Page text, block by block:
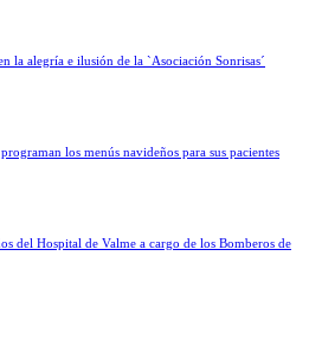
la alegría e ilusión de la `Asociación Sonrisas´
los menús navideños para sus pacientes
del Hospital de Valme a cargo de los Bomberos de